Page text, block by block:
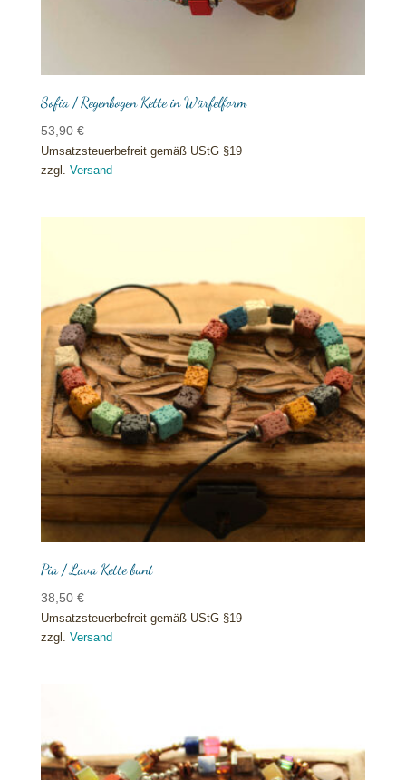
Sofia / Regenbogen Kette in Würfelform
53,90 €
Umsatzsteuerbefreit gemäß UStG §19
zzgl. Versand
Pia / Lava Kette bunt
38,50 €
Umsatzsteuerbefreit gemäß UStG §19
zzgl. Versand